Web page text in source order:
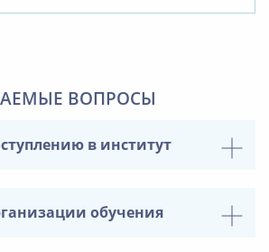
ВОПРОСЫ
в институт
обучения